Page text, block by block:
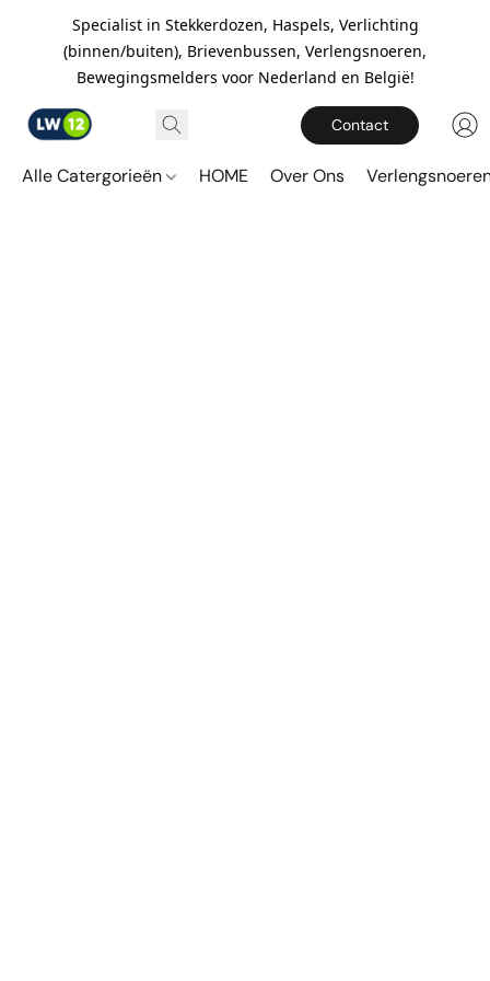
Specialist in Stekkerdozen, Haspels, Verlichting
(binnen/buiten), Brievenbussen, Verlengsnoeren,
Bewegingsmelders voor Nederland en België!
Contact
Alle Catergorieën HOME Over Ons